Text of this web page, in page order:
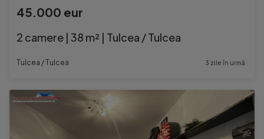
45.000 eur
2 camere | 38 m² | Tulcea / Tulcea
Tulcea / Tulcea 3 zile în urmă